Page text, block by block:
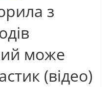
з
може
(відео)